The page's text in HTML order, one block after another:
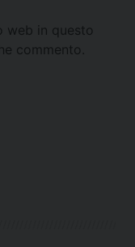
web in questo
commento.